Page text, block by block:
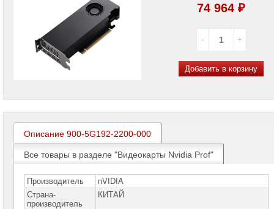
Проекторы
лампы
Name
Моноблоки
Brand
Name
Компьютеры
Brand
Name
74 964 ₽
Добавить в корзину
Описание 900-5G192-2200-000
Все товары в разделе "Видеокарты Nvidia Prof"
Производитель
nVIDIA
Страна-
производитель
КИТАЙ